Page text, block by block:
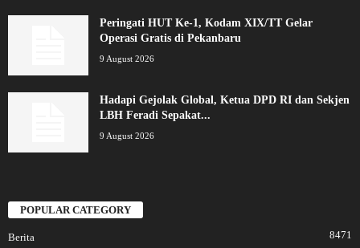
Peringati HUT Ke-1, Kodam XIX/TT Gelar
Operasi Gratis di Pekanbaru
9 August 2026
Hadapi Gejolak Global, Ketua DPD RI dan Sekjen
LBH Feradi Sepakat...
9 August 2026
POPULAR CATEGORY
Berita 8471